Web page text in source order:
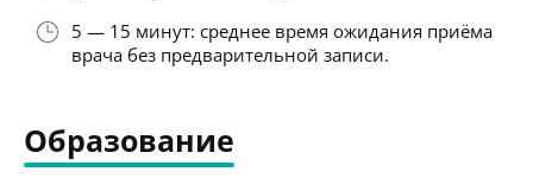
5 — 15 минут: среднее время ожидания приёма
врача без предварительной записи.
Образование